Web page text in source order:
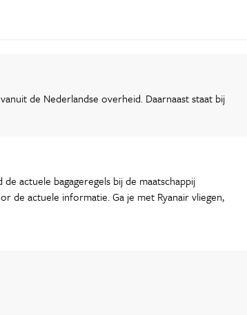
de Nederlandse overheid. Daarnaast staat bij
actuele bagageregels bij de maatschappij
de actuele informatie. Ga je met Ryanair vliegen,